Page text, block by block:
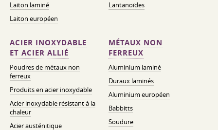
Laiton laminé
Laiton européen
Lantanoïdes
ACIER INOXYDABLE
ET ACIER ALLIÉ
Poudres de métaux non
ferreux
Produits en acier inoxydable
Acier inoxydable résistant à la
chaleur
Acier austénitique
MÉTAUX NON
FERREUX
Aluminium laminé
Duraux laminés
Aluminium européen
Babbitts
Soudure